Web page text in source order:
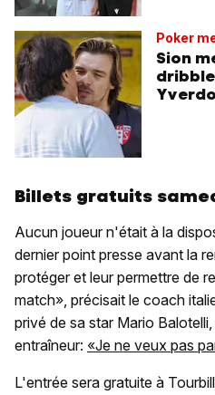
Poker
Sion
Billets gratuits
Aucun joueur n'était à la
dernier point presse avant la
protéger et leur permettre de
match», précisait le coach
privé de sa star Mario
entraîneur: «Je ne veux pas
L'entrée sera gratuite à